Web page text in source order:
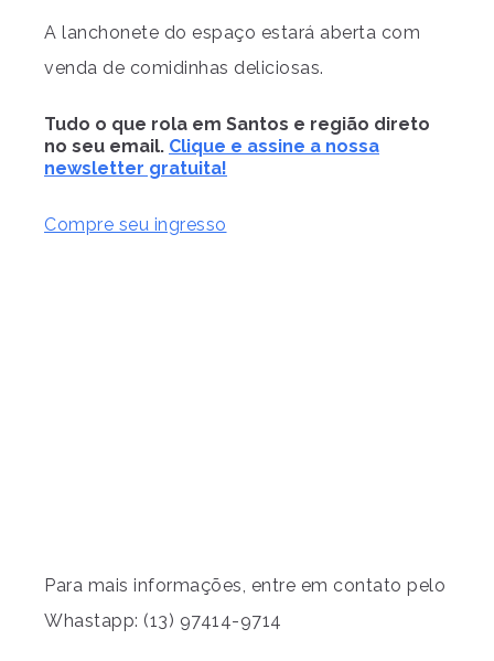
A lanchonete do espaço estará aberta com
venda de comidinhas deliciosas.
Tudo o que rola em Santos e região direto
no seu email. Clique e assine a nossa
newsletter gratuita!
Compre seu ingresso
Para mais informações, entre em contato pelo
Whastapp: (13) 97414-9714